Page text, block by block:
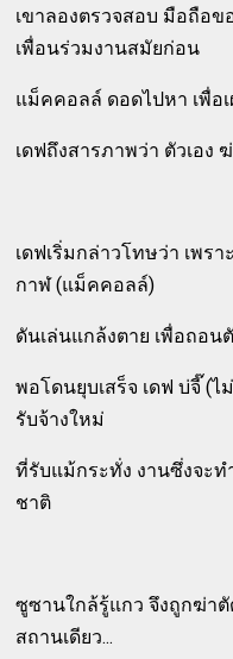
เขาลองตรวจสอบ มือถือข
เพื่อนร่วมงานสมัยก่อน
แม็คคอลล์ ดอดไปหา เพื่
เดฟถึงสารภาพว่า ตัวเอง
เดฟเริ่มกล่าวโทษว่า เพ
กาฬ (แม็คคอลล์)
ดันเล่นแกล้งตาย เพื่อถอน
พอโดนยุบเสร็จ เดฟ บ่จี๊ (
รับจ้างใหม่
ที่รับแม้กระทั่ง งานซึ่งจะท
ชาติ
ซูซานใกล้รู้แกว จึงถูกฆ่า
สถานเดียว...